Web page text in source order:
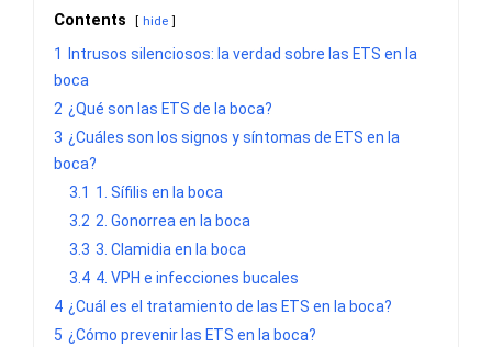
Contents hide
1
Intrusos silenciosos: la verdad sobre las ETS en la
boca
2 ¿Qué son las ETS de la boca?
3 ¿Cuáles son los signos y síntomas de ETS en la
boca?
3.1 1. Sífilis en la boca
3.2 2. Gonorrea en la boca
3.3 3. Clamidia en la boca
3.4 4. VPH e infecciones bucales
4 ¿Cuál es el tratamiento de las ETS en la boca?
5 ¿Cómo prevenir las ETS en la boca?